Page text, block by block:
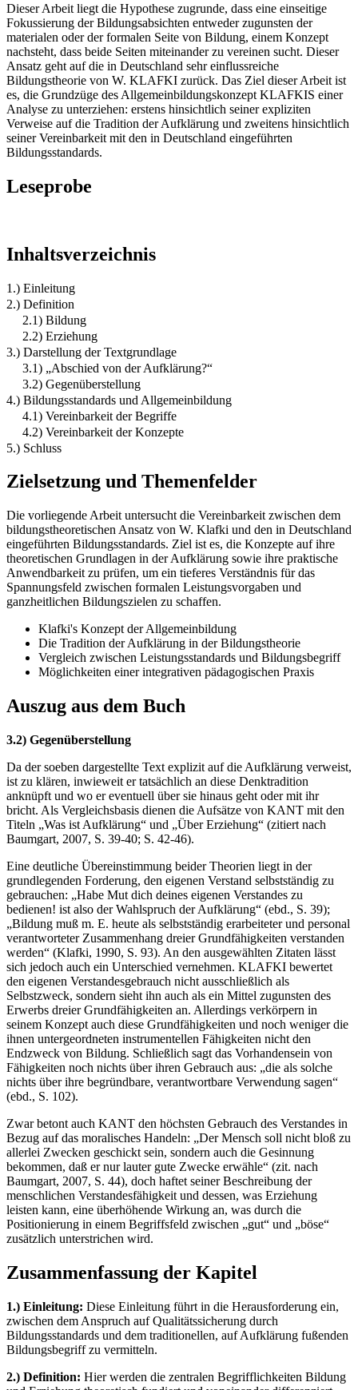
Dieser Arbeit liegt die Hypothese zugrunde, dass eine einseitige
Fokussierung der Bildungsabsichten entweder zugunsten der
materialen oder der formalen Seite von Bildung, einem Konzept
nachsteht, dass beide Seiten miteinander zu vereinen sucht. Dieser
Ansatz geht auf die in Deutschland sehr einflussreiche
Bildungstheorie von W. KLAFKI zurück. Das Ziel dieser Arbeit ist
es, die Grundzüge des Allgemeinbildungskonzept KLAFKIS einer
Analyse zu unterziehen: erstens hinsichtlich seiner expliziten
Verweise auf die Tradition der Aufklärung und zweitens hinsichtlich
seiner Vereinbarkeit mit den in Deutschland eingeführten
Bildungsstandards.
Leseprobe
Inhaltsverzeichnis
1.) Einleitung
2.) Definition
2.1) Bildung
2.2) Erziehung
3.) Darstellung der Textgrundlage
3.1) „Abschied von der Aufklärung?“
3.2) Gegenüberstellung
4.) Bildungsstandards und Allgemeinbildung
4.1) Vereinbarkeit der Begriffe
4.2) Vereinbarkeit der Konzepte
5.) Schluss
Zielsetzung und Themenfelder
Die vorliegende Arbeit untersucht die Vereinbarkeit zwischen dem
bildungstheoretischen Ansatz von W. Klafki und den in Deutschland
eingeführten Bildungsstandards. Ziel ist es, die Konzepte auf ihre
theoretischen Grundlagen in der Aufklärung sowie ihre praktische
Anwendbarkeit zu prüfen, um ein tieferes Verständnis für das
Spannungsfeld zwischen formalen Leistungsvorgaben und
ganzheitlichen Bildungszielen zu schaffen.
Klafki's Konzept der Allgemeinbildung
Die Tradition der Aufklärung in der Bildungstheorie
Vergleich zwischen Leistungsstandards und Bildungsbegriff
Möglichkeiten einer integrativen pädagogischen Praxis
Auszug aus dem Buch
3.2) Gegenüberstellung
Da der soeben dargestellte Text explizit auf die Aufklärung verweist,
ist zu klären, inwieweit er tatsächlich an diese Denktradition
anknüpft und wo er eventuell über sie hinaus geht oder mit ihr
bricht. Als Vergleichsbasis dienen die Aufsätze von KANT mit den
Titeln „Was ist Aufklärung“ und „Über Erziehung“ (zitiert nach
Baumgart, 2007, S. 39-40; S. 42-46).
Eine deutliche Übereinstimmung beider Theorien liegt in der
grundlegenden Forderung, den eigenen Verstand selbstständig zu
gebrauchen: „Habe Mut dich deines eigenen Verstandes zu
bedienen! ist also der Wahlspruch der Aufklärung“ (ebd., S. 39);
„Bildung muß m. E. heute als selbstständig erarbeiteter und personal
verantworteter Zusammenhang dreier Grundfähigkeiten verstanden
werden“ (Klafki, 1990, S. 93). An den ausgewählten Zitaten lässt
sich jedoch auch ein Unterschied vernehmen. KLAFKI bewertet
den eigenen Verstandesgebrauch nicht ausschließlich als
Selbstzweck, sondern sieht ihn auch als ein Mittel zugunsten des
Erwerbs dreier Grundfähigkeiten an. Allerdings verkörpern in
seinem Konzept auch diese Grundfähigkeiten und noch weniger die
ihnen untergeordneten instrumentellen Fähigkeiten nicht den
Endzweck von Bildung. Schließlich sagt das Vorhandensein von
Fähigkeiten noch nichts über ihren Gebrauch aus: „die als solche
nichts über ihre begründbare, verantwortbare Verwendung sagen“
(ebd., S. 102).
Zwar betont auch KANT den höchsten Gebrauch des Verstandes in
Bezug auf das moralisches Handeln: „Der Mensch soll nicht bloß zu
allerlei Zwecken geschickt sein, sondern auch die Gesinnung
bekommen, daß er nur lauter gute Zwecke erwähle“ (zit. nach
Baumgart, 2007, S. 44), doch haftet seiner Beschreibung der
menschlichen Verstandesfähigkeit und dessen, was Erziehung
leisten kann, eine überhöhende Wirkung an, was durch die
Positionierung in einem Begriffsfeld zwischen „gut“ und „böse“
zusätzlich unterstrichen wird.
Zusammenfassung der Kapitel
1.) Einleitung: Diese Einleitung führt in die Herausforderung ein,
zwischen dem Anspruch auf Qualitätssicherung durch
Bildungsstandards und dem traditionellen, auf Aufklärung fußenden
Bildungsbegriff zu vermitteln.
2.) Definition: Hier werden die zentralen Begrifflichkeiten Bildung